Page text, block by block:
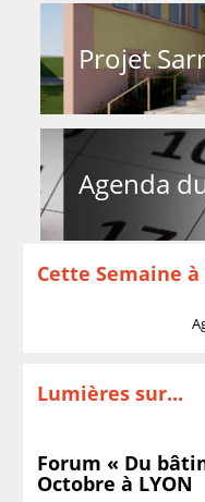
Projet
Agenda
Cette Semaine à
Lumières sur...
Forum « Du
Octobre à LYON